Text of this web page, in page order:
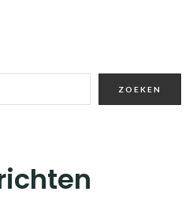
ZOEKEN